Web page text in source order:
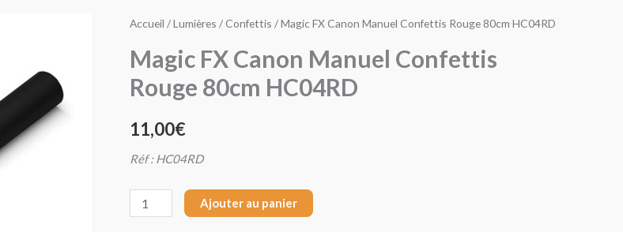
Accueil /Lumières /Confettis / Magic FX Canon Manuel Confettis Rouge 80cm HC04RD
Magic FX Canon Manuel Confettis
Rouge 80cm HC04RD
11,00€
Réf : HC04RD
quantité
Magic
FX
Manuel
80cm
HC04RD
Ajouter au panier